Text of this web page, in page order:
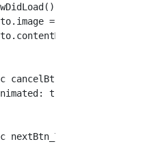
= selectedImage
=
true, completion:
nextBtn_TouchUpInside(_